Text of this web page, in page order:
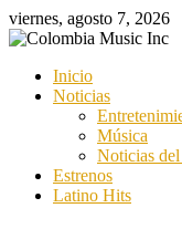
Saltar
al
viernes, agosto 7, 2026
Music
Music
Inicio
Noticias
Música
Noticias
Estrenos
Latino Hits